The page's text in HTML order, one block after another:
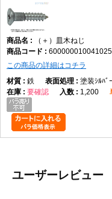
（＋）皿木ねじ
この商品の詳細はコチラ
鉄
塗装ｼﾙﾊﾞ
要確認
1,200
ユーザーレビュー